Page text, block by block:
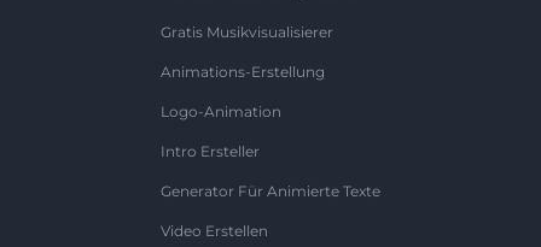
Gratis Musikvisualisierer
Animations-Erstellung
Logo-Animation
Intro Ersteller
Generator Für Animierte Texte
Video Erstellen